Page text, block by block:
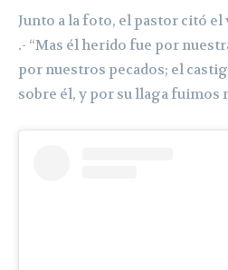
Junto a la foto, el pastor citó el
.- “Mas él herido fue por
por nuestros pecados; el
sobre él, y por su llaga fuimos